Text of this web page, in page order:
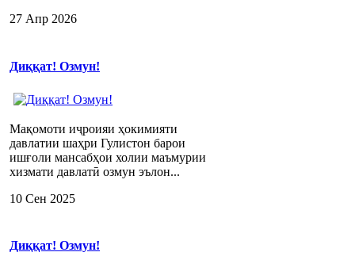
27 Апр 2026
Диққат! Озмун!
Мақомоти иҷроияи ҳокимияти
давлатии шаҳри Гулистон барои
ишғоли мансабҳои холии маъмурии
хизмати давлатӣ озмун эълон...
10 Сен 2025
Диққат! Озмун!